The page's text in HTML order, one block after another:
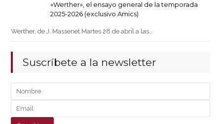
«Werther», el ensayo general de la temporada
2025-2026 (exclusivo Amics)
Werther, de J. Massenet Martes 28 de abril a las…
Suscríbete a la newsletter